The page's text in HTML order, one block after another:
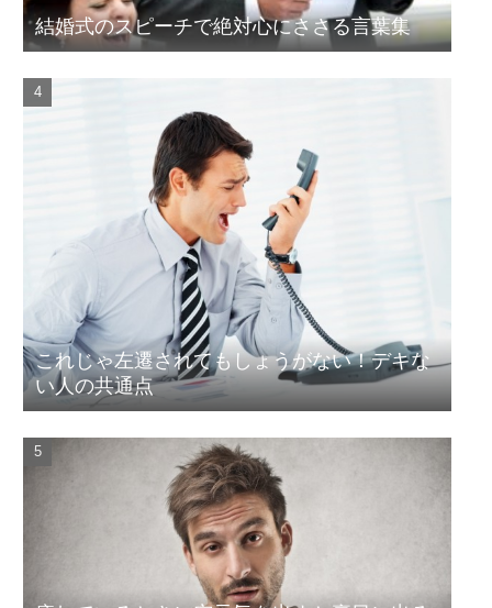
結婚式のスピーチで絶対心にささる言葉集
これじゃ左遷されてもしょうがない！デキな
い人の共通点